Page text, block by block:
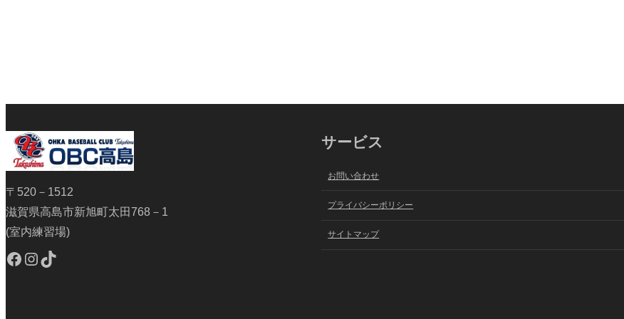
〒520－1512
滋賀県高島市新旭町太田768－1
(室内練習場)
Facebook Instagram TikTok
サービス
お問い合わせ
プライバシーポリシー
サイトマップ